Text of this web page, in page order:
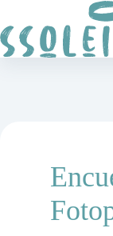
contenido